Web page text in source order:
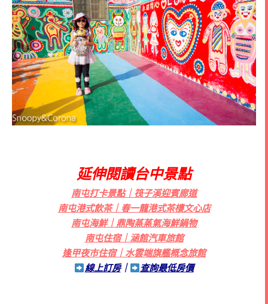
延伸閱讀台中景點
南屯打卡景點｜筏子溪迎賓廊道
南屯港式飲茶｜春一籠港式茶樓文心店
南屯海鮮｜鼎陶蒸蒸氣海鮮鍋物
南屯住宿｜涵館汽車旅館
逢甲夜市住宿｜水雲端旗艦概念旅館
線上訂房｜ 查詢最低房價